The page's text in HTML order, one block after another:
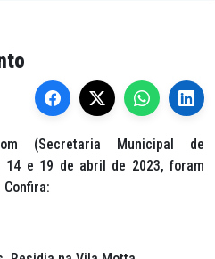
(Secretaria Municipal de
14 e 19 de abril de 2023, foram